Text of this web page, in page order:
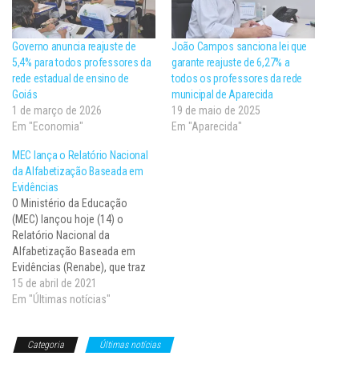
Governo anuncia reajuste de
5,4% para todos professores da
rede estadual de ensino de
Goiás
1 de março de 2026
Em "Economia"
João Campos sanciona lei que
garante reajuste de 6,27% a
todos os professores da rede
municipal de Aparecida
19 de maio de 2025
Em "Aparecida"
MEC lança o Relatório Nacional
da Alfabetização Baseada em
Evidências
O Ministério da Educação
(MEC) lançou hoje (14) o
Relatório Nacional da
Alfabetização Baseada em
Evidências (Renabe), que traz
experiências bem-sucedidas
de alfabetização
o documento visa ajudar na
15 de abril de 2021
Em "Últimas notícias"
Categoria Últimas notícias